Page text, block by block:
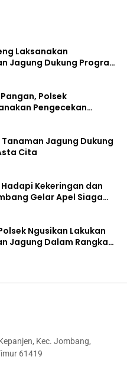
Laksanakan
Jagung Dukung Program
Polsek
Pengecekan
Jagung Dukung
Cita
Kekeringan dan
Gelar Apel Siaga
Ngusikan Lakukan
Jagung Dalam Rangka
Pangan
Kec. Jombang,
61419